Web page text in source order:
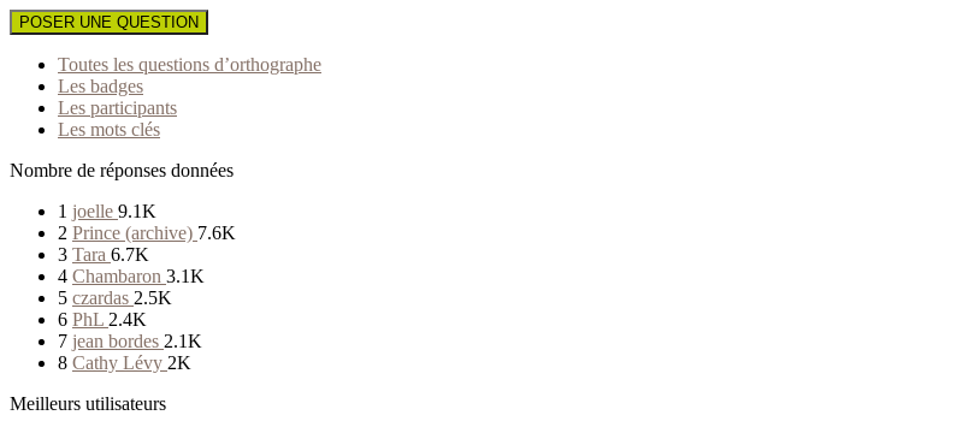
POSER UNE QUESTION
Toutes les questions d’orthographe
Les badges
Les participants
Les mots clés
Nombre de réponses données
1 joelle 9.1K
2 Prince (archive) 7.6K
3 Tara 6.7K
4 Chambaron 3.1K
5 czardas 2.5K
6 PhL 2.4K
7 jean bordes 2.1K
8 Cathy Lévy 2K
Meilleurs utilisateurs